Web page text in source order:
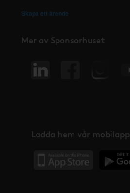
Skapa ett ärende
Mer av Sponsorhuset
Ladda hem vår mobilapp